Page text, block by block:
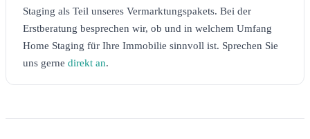
Staging als Teil unseres Vermarktungspakets. Bei der
Erstberatung besprechen wir, ob und in welchem Umfang
Home Staging für Ihre Immobilie sinnvoll ist. Sprechen Sie
uns gerne direkt an.